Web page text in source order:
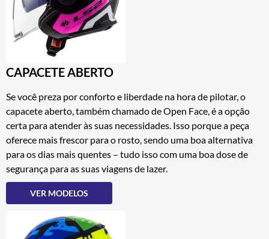
CAPACETE ABERTO
Se você preza por conforto e liberdade na hora de pilotar, o
capacete aberto, também chamado de Open Face, é a opção
certa para atender às suas necessidades. Isso porque a peça
oferece mais frescor para o rosto, sendo uma boa alternativa
para os dias mais quentes – tudo isso com uma boa dose de
segurança para as suas viagens de lazer.
VER MODELOS